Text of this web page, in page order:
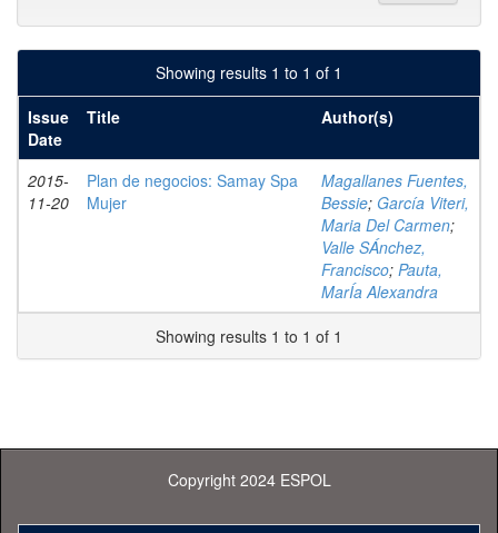
Showing results 1 to 1 of 1
Issue
Date
Title Author(s)
2015-
11-20
Plan de negocios: Samay Spa
Mujer
Magallanes Fuentes,
Bessie; García Viteri,
Maria Del Carmen;
Valle SÁnchez,
Francisco; Pauta,
MarÍa Alexandra
Showing results 1 to 1 of 1
Copyright 2024 ESPOL